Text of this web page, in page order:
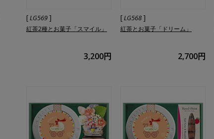
[LG569 ]
紅茶2種とお菓子「スマイル」
3,200円
[LG568 ]
紅茶とお菓子「ドリーム」
2,700円